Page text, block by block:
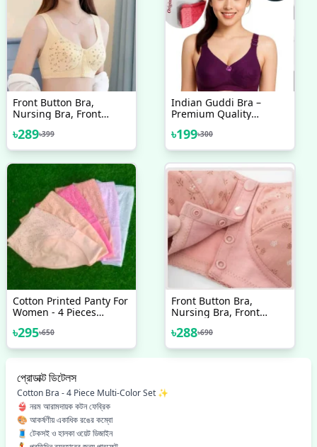
Front Button Bra,
Nursing Bra, Front
Yoga Sports Bra, Pure
Cotton Ultra Soft Bra
৳289৳399
Indian Guddi Bra –
Premium Quality
৳199৳300
Cotton Printed Panty For
Women - 4 Pieces
৳295৳650
Front Button Bra,
Nursing Bra, Front
Yoga Sports Bra, Pure
Cotton Ultra Soft Bra
One PCS
৳288৳690
প্রোডাক্ট ডিটেলস
Cotton Bra - 4 Piece Multi-Color Set ✨
👙 নরম আরামদায়ক কটন ফেব্রিক
🎨 আকর্ষণীয় একাধিক রঙের কম্বো
🧵 টেকসই ও হালকা ওয়েট ডিজাইন